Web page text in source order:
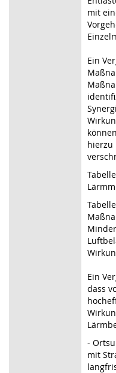
mit
Ein
hierzu
Ein
dass
-
mit